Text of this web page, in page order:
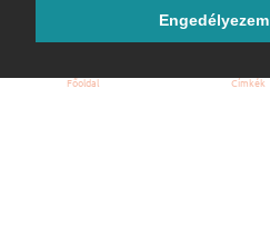
Engedélyezem
Főoldal Címkék